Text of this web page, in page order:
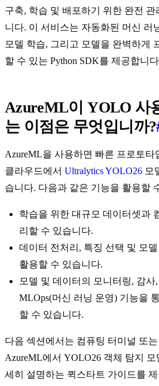
구축, 학습 및 배포하기 위한 완전
니다. 이 서비스는 자동화된 머신 러
모델 학습, 그리고 모델을 완벽하게
할 수 있는 Python SDK를 제공합니
AzureML이 YOLO 사
는 이점은 무엇입니까?
AzureML을 사용하면 빠른 프로토타
클라우드에서 Ultralytics YOLO26 모
습니다. 다음과 같은 기능을 활용할
학습을 위한 대규모 데이터셋과
리할 수 있습니다.
데이터 전처리, 특징 선택 및 모
활용할 수 있습니다.
모델 및 데이터의 모니터링, 감
MLOps(머신 러닝 운영) 기능을
할 수 있습니다.
다음 섹션에서는 컴퓨팅 터미널 또
AzureML에서 YOLO26 객체 탐지
세히 설명하는 퀵스타트 가이드를